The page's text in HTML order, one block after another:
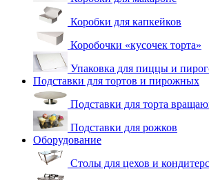
Коробки для капкейков
Коробочки «кусочек торта»
Упаковка для пиццы и
Подставки для тортов и пирожных
Подставки для торта
Подставки для рожков
Оборудование
Столы для цехов и